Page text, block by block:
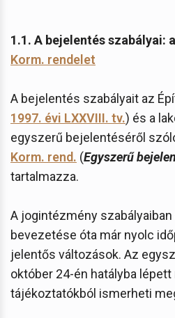
1.1. A bejelentés szabályai: a
Korm. rendelet
A bejelentés szabályait az
1997. évi LXXVIII. tv.) és a
egyszerű bejelentéséről
Korm. rend. (Egyszerű
tartalmazza.
A jogintézmény szabályaiban
bevezetése óta már nyolc
jelentős változások. Az
október 24-én hatályba
tájékoztatókból ismerheti